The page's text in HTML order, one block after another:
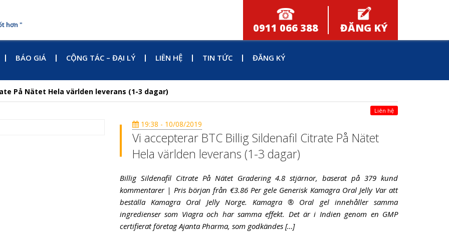
hơn "
0911 066 388 ĐĂNG KÝ
BÁO GIÁ CỘNG TÁC – ĐẠI LÝ LIÊN HỆ TIN TỨC ĐĂNG KÝ
På Nätet Hela världen leverans (1-3 dagar)
Liên hệ
19:38 - 10/08/2019
Vi accepterar BTC Billig Sildenafil Citrate På Nätet
Hela världen leverans (1-3 dagar)
Billig Sildenafil Citrate På Nätet Gradering 4.8 stjärnor, baserat på 379 kund
kommentarer | Pris början från €3.86 Per gele Generisk Kamagra Oral Jelly Var att
beställa Kamagra Oral Jelly Norge. Kamagra ® Oral gel innehåller samma
ingredienser som Viagra och har samma effekt. Det är i Indien genom en GMP
certifierat företag Ajanta Pharma, som godkändes […]